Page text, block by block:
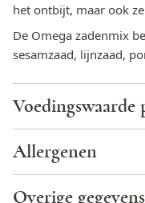
het ontbijt, maar ook
De Omega zadenmix
sesamzaad, lijnzaad,
Voedingswaarde
Energie (KJ)
Energie (kcal)
Allergenen
Cacao
Overige gegevens